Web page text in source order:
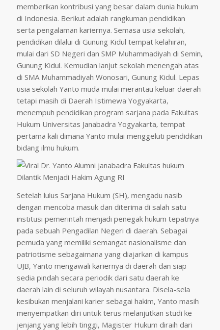
memberikan kontribusi yang besar dalam dunia hukum
di Indonesia. Berikut adalah rangkuman pendidikan
serta pengalaman kariernya. Semasa usia sekolah,
pendidikan dilalui di Gunung Kidul tempat kelahiran,
mulai dari SD Negeri dan SMP Muhammadiyah di Semin,
Gunung Kidul. Kemudian lanjut sekolah menengah atas
di SMA Muhammadiyah Wonosari, Gunung Kidul. Lepas
usia sekolah Yanto muda mulai merantau keluar daerah
tetapi masih di Daerah Istimewa Yogyakarta,
menempuh pendidikan program sarjana pada Fakultas
Hukum Universitas Janabadra Yogyakarta, tempat
pertama kali dimana Yanto mulai menggeluti pendidikan
bidang ilmu hukum.
Setelah lulus Sarjana Hukum (SH), mengadu nasib
dengan mencoba masuk dan diterima di salah satu
institusi pemerintah menjadi penegak hukum tepatnya
pada sebuah Pengadilan Negeri di daerah. Sebagai
pemuda yang memiliki semangat nasionalisme dan
patriotisme sebagaimana yang diajarkan di kampus
UJB, Yanto mengawali kariernya di daerah dan siap
sedia pindah secara periodik dari satu daerah ke
daerah lain di seluruh wilayah nusantara. Disela-sela
kesibukan menjalani karier sebagai hakim, Yanto masih
menyempatkan diri untuk terus melanjutkan studi ke
jenjang yang lebih tinggi, Magister Hukum diraih dari